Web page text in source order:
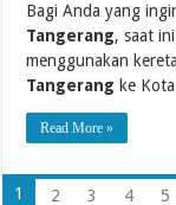
Bagi Anda yang
Tangerang, saat
menggunakan
Tangerang ke
Read More »
1 2 3 4 5